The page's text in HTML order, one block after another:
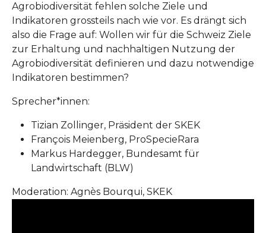
Agrobiodiversität fehlen solche Ziele und
Indikatoren grossteils nach wie vor. Es drängt sich
also die Frage auf: Wollen wir für die Schweiz Ziele
zur Erhaltung und nachhaltigen Nutzung der
Agrobiodiversität definieren und dazu notwendige
Indikatoren bestimmen?
Sprecher*innen:
Tizian Zollinger, Präsident der SKEK
François Meienberg, ProSpecieRara
Markus Hardegger, Bundesamt für
Landwirtschaft (BLW)
Moderation: Agnès Bourqui, SKEK